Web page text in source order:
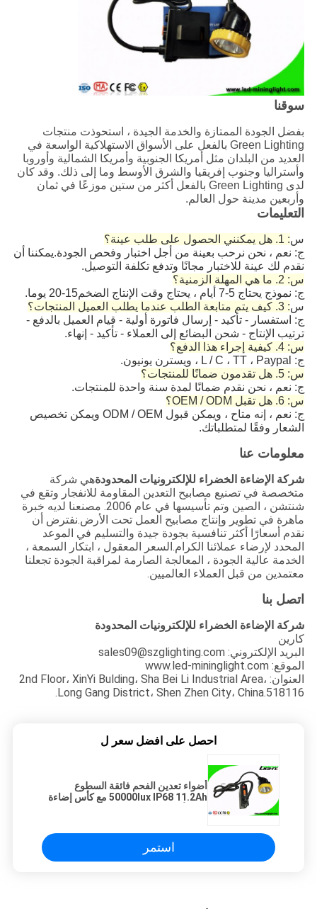
سوقنا
بفضل الجودة الممتازة والخدمة الجيدة ، استحوذت منتجات
Green Lighting بالفعل على الأسواق الاستهلاكية الواسعة في
العديد من البلدان مثل أمريكا الجنوبية وأمريكا الشمالية وأوروبا
وأستراليا وجنوب إفريقيا والشرق الأوسط وما إلى ذلك. وقد كان
لدى Green Lighting بالفعل أكثر من ستين موزعًا في ثمان
وأربعين مدينة حول العالم.
التعليمات
س: 1. هل يمكنني الحصول على طلب عينة؟
ج: نعم ، نحن نرحب بعينة من أجل اختبار وفحص الجودة.يمكننا أن
نقدم لك عينة للاختبار مجانًا وتدفع تكلفة التوصيل.
س: 2. ما هي المهلة الزمنية؟
ج: نموذج يحتاج 5-7 أيام ، يحتاج وقت الإنتاج الضخم15-20 يوما.
س: 3. كيف يتم متابعة الطلب عندما يطلب العميل المنتجات؟
ج: استفسار - تأكيد - إرسال فاتورة أولية - قيام العميل بالدفع -
ترتيب الإنتاج - شحن البضائع إلى العملاء - تأكيد - إنهاء.
س: 4. كيفية إجراء هذا الدفع؟
ج: L / C ، TT ، Paypal ، ويسترن يونيون.
س: 5. هل تقدمون ضمانًا للمنتجات؟
ج: نعم ، نحن نقدم ضمانًا لمدة سنة واحدة للمنتجات.
س: 6. هل تقبل OEM / ODM؟
ج: نعم ، إنه متاح ، ويمكن قبول ODM / OEM ويمكن تخصيص
الشعار وفقًا لمتطلباتك.
معلومات عنا
شركة الإضاءة الخضراء للإلكترونيات المحدودةهي شركة
متخصصة في تصنيع مصابيح التعدين المقاومة للانفجار وتقع في
شنتشن ، الصين وتم تأسيسها في عام 2006. مصنعنا لديه خبرة
ماهرة في تطوير وإنتاج مصابيح العمل تحت الأرض.نفترض أن
نقدم أسعارًا أكثر تنافسية بجودة جيدة والتسليم في الموعد
المحدد لإرضاء عملائنا الكرام.السعر المعقول ، ابتكار السمعة ،
الخدمة عالية الجودة ، المعالجة الصارمة لمراقبة الجودة تجعلنا
معتمدين من قبل العملاء العالميين.
اتصل بنا
شركة الإضاءة الخضراء للإلكترونيات المحدودة
كارين
البريد الإلكتروني: sales09@szglighting.com
الموقع: www.led-mininglight.com
العنوان: 2nd Floor، XinYi Bulding، Sha Bei Li Industrial Area،
Long Gang District، Shen Zhen City، China.518116.
احصل على افضل سعر ل
أضواء تعدين الفحم فائقة السطوع
50000lux IP68 11.2Ah مع كأس إضاءة
استمر